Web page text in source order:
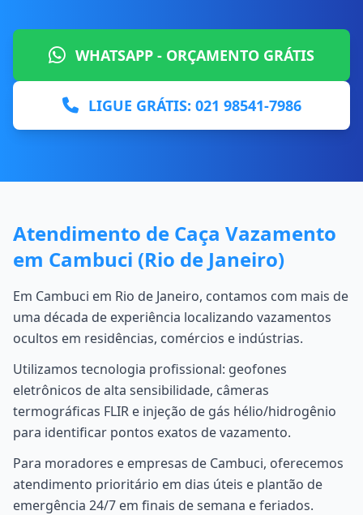
WHATSAPP - ORÇAMENTO GRÁTIS
LIGUE GRÁTIS: 021 98541-7986
Atendimento de Caça Vazamento
em Cambuci (Rio de Janeiro)
Em Cambuci em Rio de Janeiro, contamos com mais de
uma década de experiência localizando vazamentos
ocultos em residências, comércios e indústrias.
Utilizamos tecnologia profissional: geofones
eletrônicos de alta sensibilidade, câmeras
termográficas FLIR e injeção de gás hélio/hidrogênio
para identificar pontos exatos de vazamento.
Para moradores e empresas de Cambuci, oferecemos
atendimento prioritário em dias úteis e plantão de
emergência 24/7 em finais de semana e feriados.